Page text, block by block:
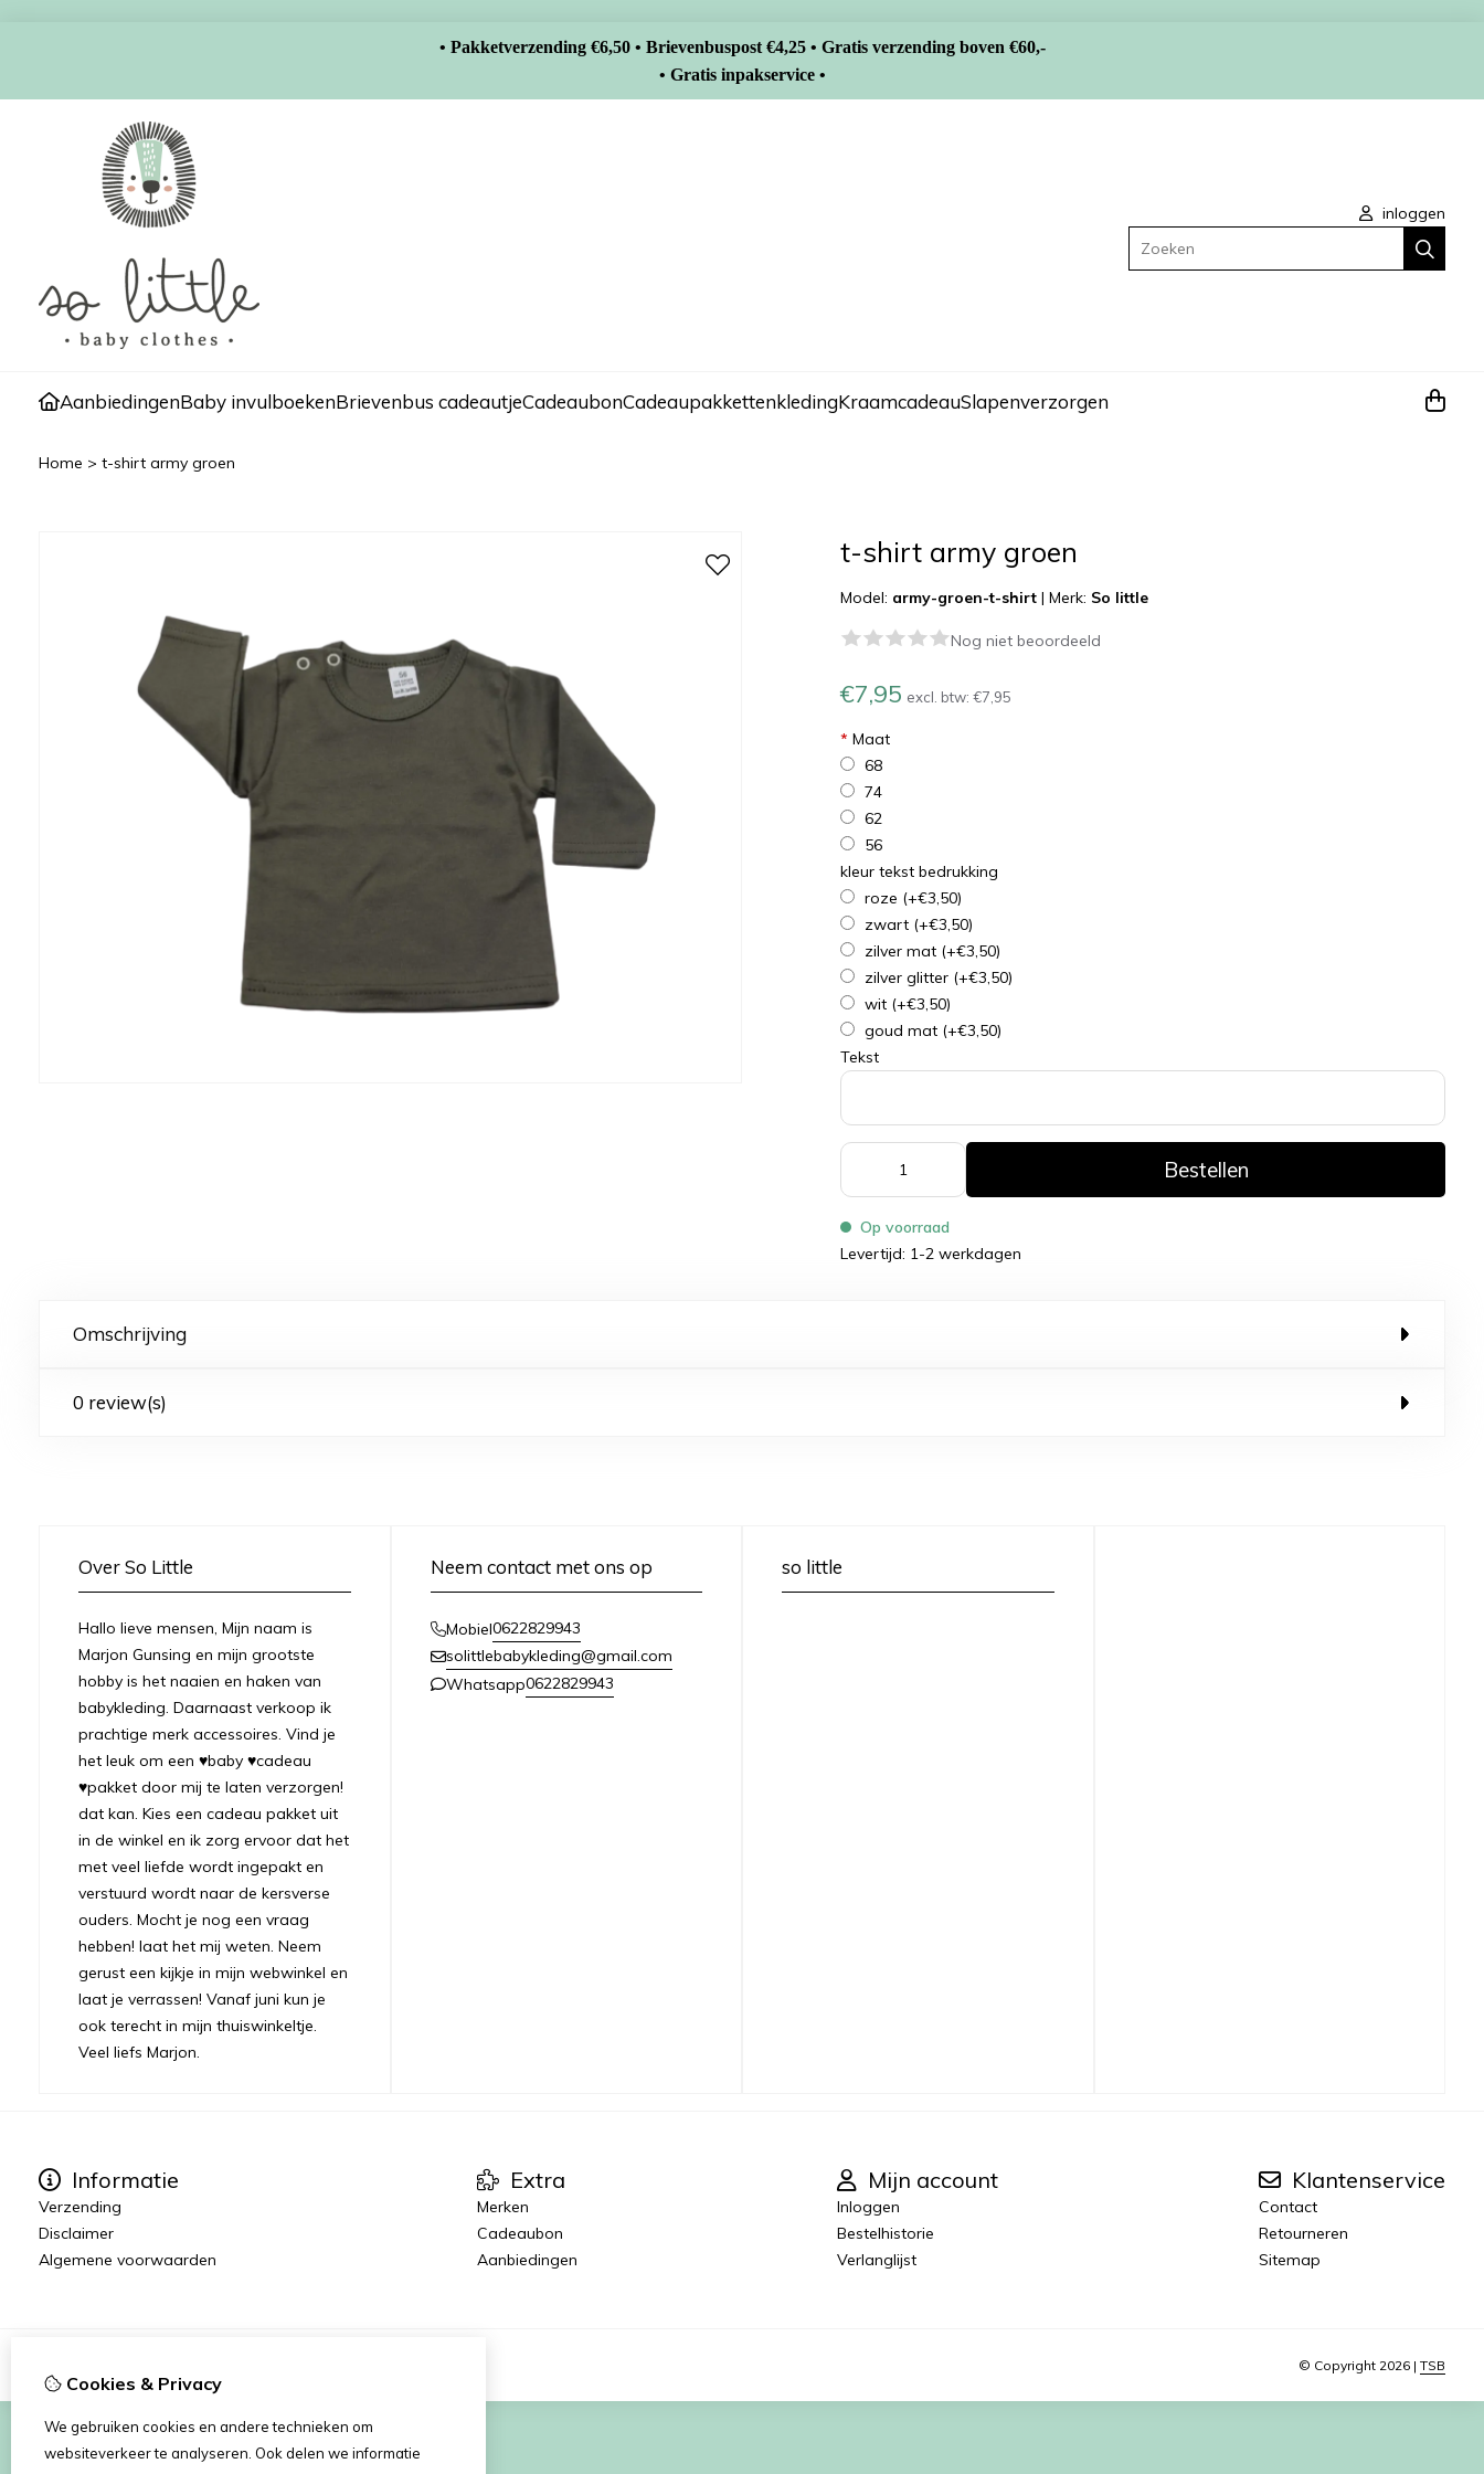
• Pakketverzending €6,50 • Brievenbuspost €4,25 • Gratis verzending boven €60,-
• Gratis inpakservice •
inloggen
Zoeken
AanbiedingenBaby invulboekenBrievenbus cadeautjeCadeaubonCadeaupakkettenkledingKraamcadeauSlapenverzorgen
Home > t-shirt army groen
t-shirt army groen
Model: army-groen-t-shirt |Merk: So little
Nog niet beoordeeld
€7,95 excl. btw:€7,95
* Maat
68
74
62
56
kleur tekst bedrukking
roze (+€3,50)
zwart (+€3,50)
zilver mat (+€3,50)
zilver glitter (+€3,50)
wit (+€3,50)
goud mat (+€3,50)
Tekst
Bestellen
Op voorraad
Levertijd: 1-2 werkdagen
Omschrijving
0 review(s)
Over So Little
Hallo lieve mensen, Mijn naam is
Marjon Gunsing en mijn grootste
hobby is het naaien en haken van
babykleding. Daarnaast verkoop ik
prachtige merk accessoires. Vind je
het leuk om een ♥baby ♥cadeau
♥pakket door mij te laten verzorgen!
dat kan. Kies een cadeau pakket uit
in de winkel en ik zorg ervoor dat het
met veel liefde wordt ingepakt en
verstuurd wordt naar de kersverse
ouders. Mocht je nog een vraag
hebben! laat het mij weten. Neem
gerust een kijkje in mijn webwinkel en
laat je verrassen! Vanaf juni kun je
ook terecht in mijn thuiswinkeltje.
Veel liefs Marjon.
Neem contact met ons op
Mobiel0622829943
solittlebabykleding@gmail.com
Whatsapp0622829943
so little
Informatie
Verzending
Disclaimer
Algemene voorwaarden
Extra
Merken
Cadeaubon
Aanbiedingen
Mijn account
Inloggen
Bestelhistorie
Verlanglijst
Klantenservice
Contact
Retourneren
Sitemap
© Copyright 2026 | TSB
Cookies & Privacy
We gebruiken cookies en andere technieken om
websiteverkeer te analyseren. Ook delen we informatie